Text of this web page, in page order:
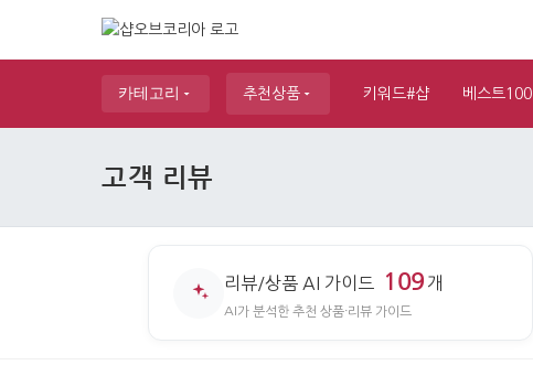
카테고리 추천상품 키워드#샵 베스트100
고객 리뷰
리뷰/상품 AI 가이드 109 개
AI가 분석한 추천 상품·리뷰 가이드